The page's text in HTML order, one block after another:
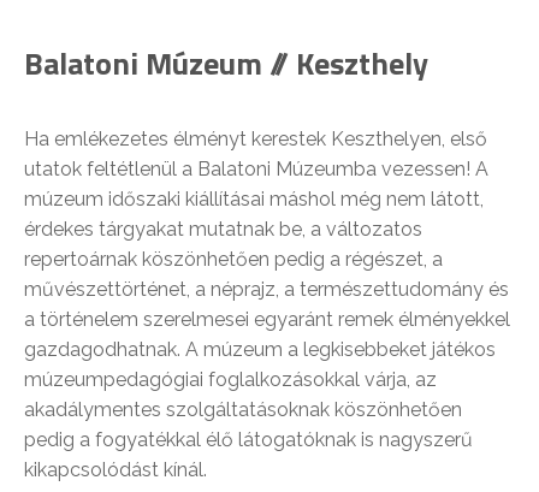
Balatoni Múzeum // Keszthely
Ha emlékezetes élményt kerestek Keszthelyen, első
utatok feltétlenül a Balatoni Múzeumba vezessen! A
múzeum időszaki kiállításai máshol még nem látott,
érdekes tárgyakat mutatnak be, a változatos
repertoárnak köszönhetően pedig a régészet, a
művészettörténet, a néprajz, a természettudomány és
a történelem szerelmesei egyaránt remek élményekkel
gazdagodhatnak. A múzeum a legkisebbeket játékos
múzeumpedagógiai foglalkozásokkal várja, az
akadálymentes szolgáltatásoknak köszönhetően
pedig a fogyatékkal élő látogatóknak is nagyszerű
kikapcsolódást kínál.